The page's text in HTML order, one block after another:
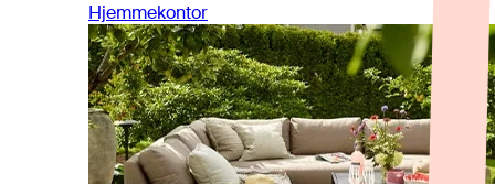
Hjemmekontor